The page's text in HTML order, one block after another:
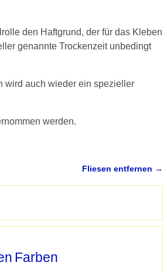
den Haftgrund, der für das Kleben
genannte Trockenzeit unbedingt
wird auch wieder ein spezieller
werden.
Fliesen entfernen →
Farben